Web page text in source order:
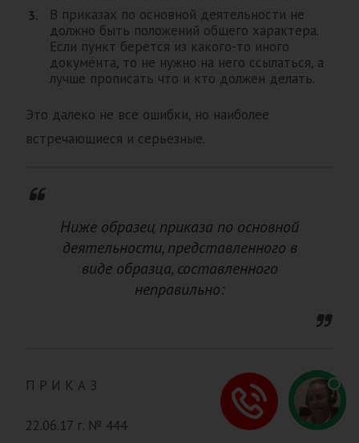
В приказах по основной деятельности не
должно быть положений общего характера.
Если пункт берется из какого-то иного
документа, то не нужно на него ссылаться, а
лучше прописать что и кто должен делать.
Это далеко не все ошибки, но наиболее
встречающиеся и серьезные.
Ниже образец приказа по основной
деятельности, представленного в
виде образца, составленного
неправильно:
П Р И К А З
22.06.17 г. № 444